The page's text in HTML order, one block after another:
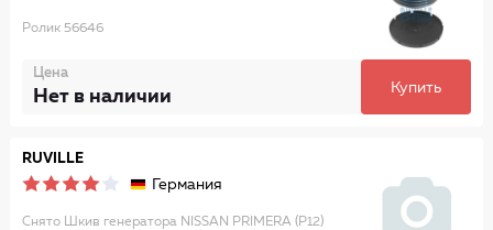
Ролик 56646
Цена
Нет в наличии Купить
RUVILLE
Германия
Снято Шкив генератора NISSAN PRIMERA (P12)